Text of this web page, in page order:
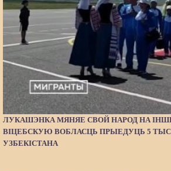
ЛУКАШЭНКА МЯНЯЕ СВОЙ НАРОД НА
ВІЦЕБСКУЮ ВОБЛАСЦЬ ПРЫЕДУЦЬ 5
УЗБЕКІСТАНА